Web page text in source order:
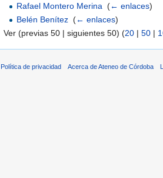
Rafael Montero Merina
(← enlaces)
Belén Benítez (← enlaces)
Ver (previas 50 | siguientes 50) (20 | 50 |
Política de privacidad Acerca de Ateneo de Córdoba